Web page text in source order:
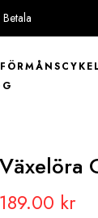
Växelöra
189.00 kr